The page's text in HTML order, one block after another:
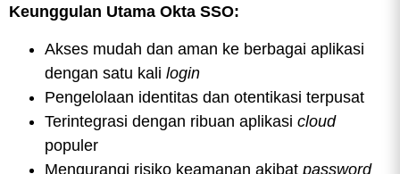
Keunggulan Utama Okta SSO:
Akses mudah dan aman ke berbagai aplikasi
dengan satu kali login
Pengelolaan identitas dan otentikasi terpusat
Terintegrasi dengan ribuan aplikasi cloud
populer
Mengurangi risiko keamanan akibat password